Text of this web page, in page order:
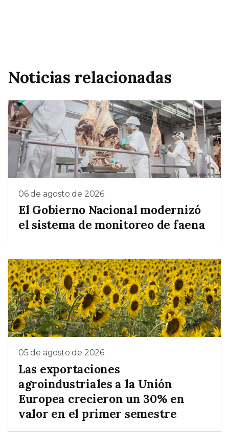
Noticias relacionadas
06 de agosto de 2026
El Gobierno Nacional modernizó
el sistema de monitoreo de faena
05 de agosto de 2026
Las exportaciones
agroindustriales a la Unión
Europea crecieron un 30% en
valor en el primer semestre